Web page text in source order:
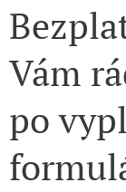
Vám
po